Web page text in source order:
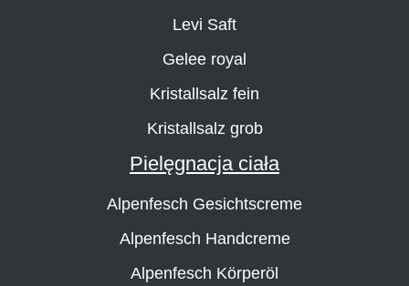
Levi Saft
Gelee royal
Kristallsalz fein
Kristallsalz grob
Pielęgnacja ciała
Alpenfesch Gesichtscreme
Alpenfesch Handcreme
Alpenfesch Körperöl